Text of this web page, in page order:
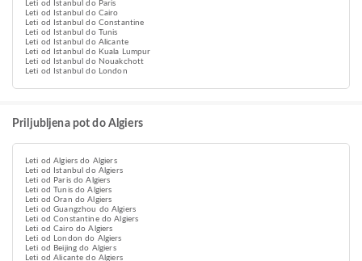
Leti od Istanbul do Paris
Leti od Istanbul do Cairo
Leti od Istanbul do Constantine
Leti od Istanbul do Tunis
Leti od Istanbul do Alicante
Leti od Istanbul do Kuala Lumpur
Leti od Istanbul do Nouakchott
Leti od Istanbul do London
Priljubljena pot do Algiers
Leti od Algiers do Algiers
Leti od Istanbul do Algiers
Leti od Paris do Algiers
Leti od Tunis do Algiers
Leti od Oran do Algiers
Leti od Guangzhou do Algiers
Leti od Constantine do Algiers
Leti od Cairo do Algiers
Leti od London do Algiers
Leti od Beijing do Algiers
Leti od Alicante do Algiers